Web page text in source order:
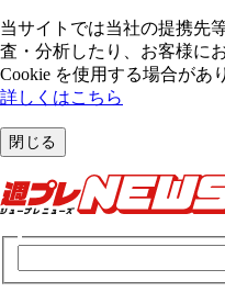
当サイトでは当社の提携先
査・分析したり、お客様に
Cookie を使⽤する場合があ
詳しくはこちら
閉じる